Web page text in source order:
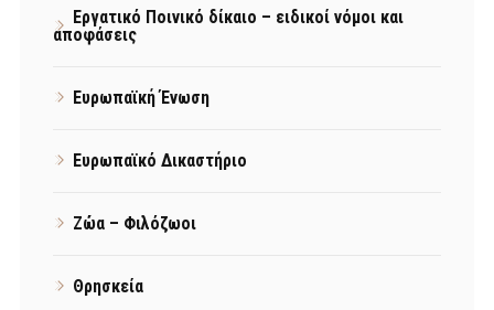
Εργατικό Ποινικό δίκαιο – ειδικοί νόμοι και
αποφάσεις
Ευρωπαϊκή Ένωση
Ευρωπαϊκό Δικαστήριο
Ζώα – Φιλόζωοι
Θρησκεία